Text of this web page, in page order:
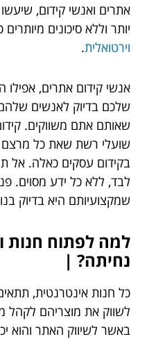
אתרים ואנשי קידום,
יותר וללא סיכונים מיותרים
וירטואלית.
אנשי קידום אתרים, אפילו
שלכם בדיוק לאנשים
שאותם אתם משווקים.
שועלי רשת שאת כל מרצם
בקידום עסקים כאלה. אל
לבד, ללא כל ידע מסוים.
שמקצועיותם היא בדיוק
למה לפתוח חנות
נחיתה? |
כל חנות אינטרנטית,
לשווק את מוצריהם לקהל
באשר לשיווק האתר והוא